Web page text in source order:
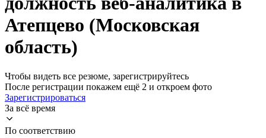
Атепцево (Московская
область)
Чтобы видеть все резюме, зарегистрируйтесь
После регистрации покажем ещё 2 и откроем фото
Зарегистрироваться
За всё время
По соответствию